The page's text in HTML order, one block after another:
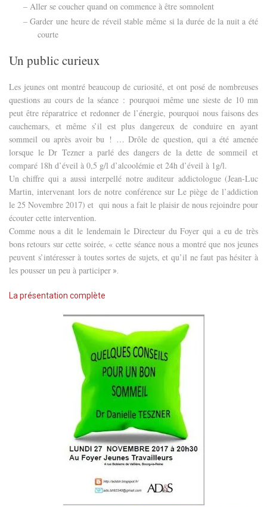
– Aller se coucher quand on commence à être somnolent
– Garder une heure de réveil stable même si la durée de la nuit a été
courte
Un public curieux
Les jeunes ont montré beaucoup de curiosité, et ont posé de nombreuses
questions au cours de la séance : pourquoi même une sieste de 10 mn
peut être réparatrice et redonner de l’énergie, pourquoi nous faisons des
cauchemars, et même s’il est plus dangereux de conduire en ayant
sommeil ou après avoir bu ! … Drôle de question, qui a été amenée
lorsque le Dr Tezner a parlé des dangers de la dette de sommeil et
comparé 18h d’éveil à 0,5 g/l d’alcoolémie et 24h d’éveil à 1g/l.
Un chiffre qui a aussi interpellé notre auditeur addictologue (Jean-Luc
Martin, intervenant lors de notre conférence sur Le piège de l’addiction
le 25 Novembre 2017) et qui nous a fait le plaisir de nous rejoindre pour
écouter cette intervention.
Comme nous a dit le lendemain le Directeur du Foyer qui a eu de très
bons retours sur cette soirée, « cette séance nous a montré que nos jeunes
peuvent s’intéresser à toutes sortes de sujets, et qu’il ne faut pas hésiter à
les pousser un peu à participer ».
La présentation complète